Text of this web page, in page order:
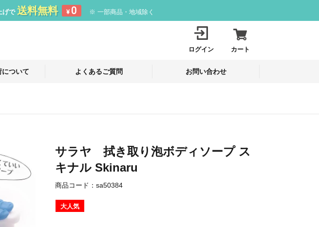
げで 送料無料 ¥ 0 ※ 一部商品・地域除く
ログイン カート
について よくあるご質問 お問い合わせ
サラヤ 拭き取り泡ボディソープ ス
キナル Skinaru
商品コード： sa50384
大人気